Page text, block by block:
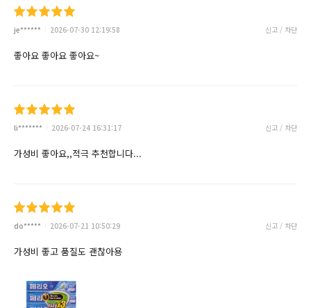
je****** 2026-07-30 12:19:58 신고 / 차단
좋아요 좋아요 좋아요~
li******* 2026-07-24 16:31:17 신고 / 차단
가성비 좋아요,,적극 추천합니다...
do***** 2026-07-21 10:50:29 신고 / 차단
가성비 좋고 품질도 괜찮아용